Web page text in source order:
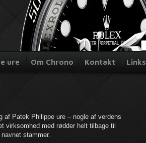
ure Om Chrono Kontakt Links
Patek Philippe ure – nogle af verdens
virksomhed med rødder helt tilbage til
stammer.